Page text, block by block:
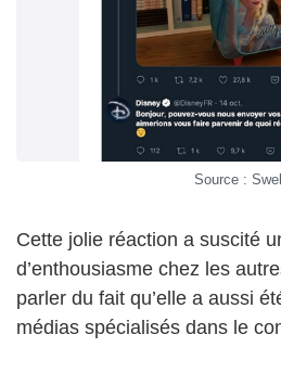
Source :
Cette jolie réaction a suscité
d’enthousiasme chez les
parler du fait qu’elle a aussi
médias spécialisés dans le